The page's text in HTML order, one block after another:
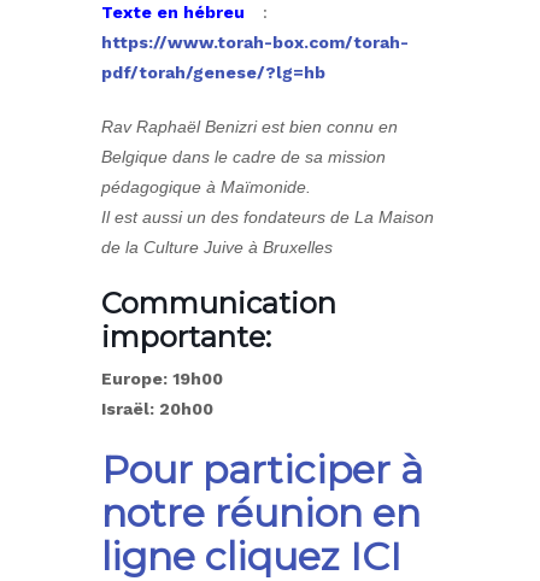
Texte en hébreu :
https://www.torah-box.com/torah-
pdf/torah/genese/?lg=hb
Rav Raphaël Benizri est bien connu en
Belgique dans le cadre de sa mission
pédagogique à Maïmonide.
Il est aussi un des fondateurs de La Maison
de la Culture Juive à Bruxelles
Communication
importante:
Europe: 19h00
Israël: 20h00
Pour participer à
notre réunion en
ligne cliquez ICI